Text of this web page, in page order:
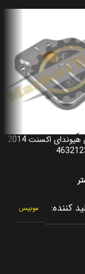
فیلتر گیربکس هیوندای اکسنت 2014
کننده موبیس